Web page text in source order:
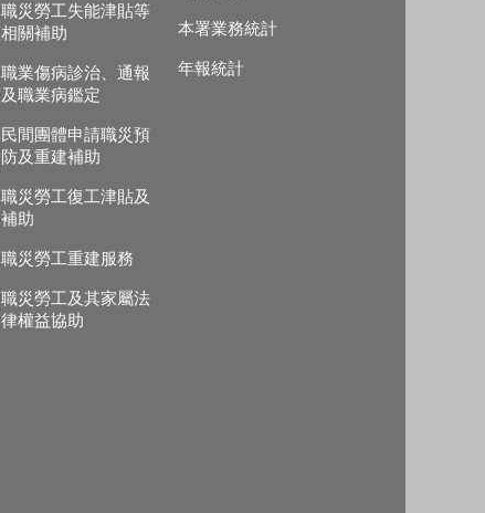
職災勞工失能津貼等
相關補助
職業傷病診治、通報
及職業病鑑定
民間團體申請職災預
防及重建補助
職災勞工復工津貼及
補助
職災勞工重建服務
職災勞工及其家屬法
律權益協助
本署業務統計
年報統計